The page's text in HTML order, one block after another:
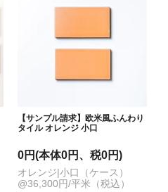
【サンプル請求】欧米風ふんわり
タイル オレンジ 小口
0円(本体0円、税0円)
オレンジ|小口（ケース）
@36,300円/平米（税込）